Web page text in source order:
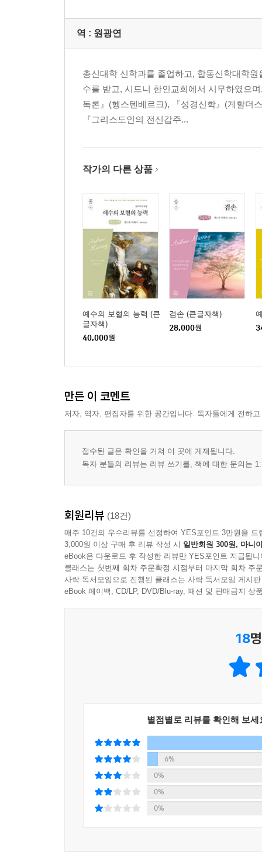
역 : 원광연
총신대학 신학과를 졸업하고, 합동신학대학
수를 받고, 시드니 한인교회에서 시무하였으
독론』(헹스텐베르크), 『성경신학』(게할더
『그리스도인의 전신갑주...
작가의 다른 상품
예수의 보혈의 능력 (큰
글자책)
40,000원
겸손 (큰글자책)
28,000원
만든 이 코멘트
저자, 역자, 편집자를 위한 공간입니다. 독자들에게 전하
접수된 글은 확인을 거쳐 이 곳에 게재됩니다.
독자 분들의 리뷰는 리뷰 쓰기를, 책에 대한 문의는
회원리뷰 (18건)
매주 10건의 우수리뷰를 선정하여 YES포인트 3만원을 드
3,000원 이상 구매 후 리뷰 작성 시 일반회원 300원, 마니
eBook은 다운로드 후 작성한 리뷰만 YES포인트 지급됩니
클래스는 첫번째 회차 주문확정 시점부터 마지막 회차 주
사락 독서모임으로 진행된 클래스는 사락 독서모임 게시
eBook 페이백, CD/LP, DVD/Blu-ray, 패션 및 판매금지 상
18
별점별로 리뷰를 확인해 보세
6%
0%
0%
0%